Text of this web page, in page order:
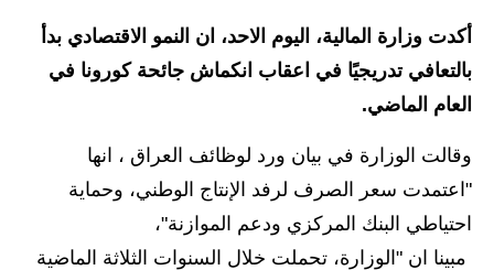
الاخبار الاقتصادية
الاخبار الرياضية
المدارس
اخبار وقرارات وزارة التربية
نتائج الامتحانات
أكدت وزارة المالية، اليوم الاحد، ان النمو الاقتصادي بدأ
بالتعافي تدريجيًا في اعقاب انكماش جائحة كورونا في
العام الماضي.
وقالت الوزارة في بيان ورد لوظائف العراق ، انها
"اعتمدت سعر الصرف لرفد الإنتاج الوطني، وحماية
احتياطي البنك المركزي ودعم الموازنة"،
مبينا ان "الوزارة، تحملت خلال السنوات الثلاثة الماضية